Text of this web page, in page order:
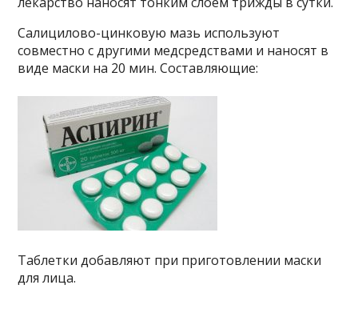
Салицилово-цинковую мазь используют
совместно с другими медсредствами и наносят в
виде маски на 20 мин. Составляющие:
Таблетки добавляют при приготовлении маски
для лица.